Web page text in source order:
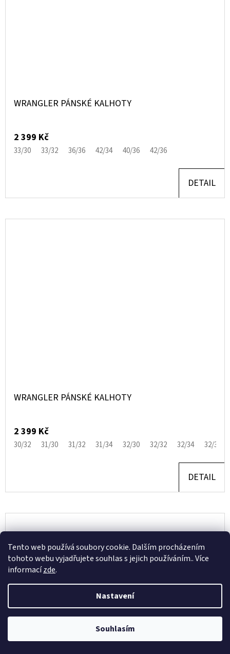
Tento web používá soubory cookie. Dalším procházením
tohoto webu vyjadřujete souhlas s jejich používáním.. Více
informacízde.
Nastavení
Souhlasím
WRANGLER PÁNSKÉ KALHOTY
2 399 Kč
33/30 33/32 36/36 42/34 40/36 42/36
DETAIL
WRANGLER PÁNSKÉ KALHOTY
2 399 Kč
30/32 31/30 31/32 31/34 32/30 32/32 32/34 32/36
DETAIL